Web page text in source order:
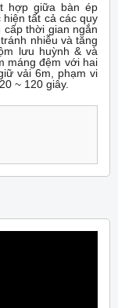
hợp giữa bàn ép
tất cả các quy
thời gian ngắn
nhiễu và tăng
lưu huỳnh & và
máng đệm với hai
vải 6m, phạm vi
~ 120 giây.